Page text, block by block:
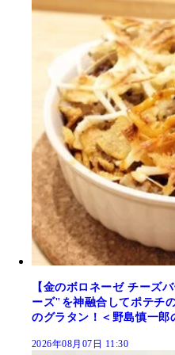
【金のボロネーゼ チーズ
ーズ"を神融合してポテチ
のグラタン！＜野島慎一郎
2026年08月07日 11:30